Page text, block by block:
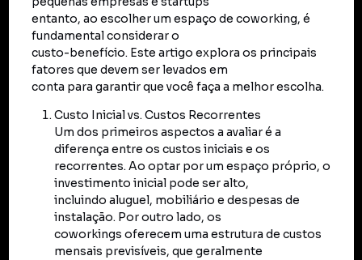
entanto, ao escolher um espaço de coworking, é
fundamental considerar o
custo-benefício. Este artigo explora os principais
fatores que devem ser levados em
conta para garantir que você faça a melhor escolha.
Custo Inicial vs. Custos Recorrentes
Um dos primeiros aspectos a avaliar é a
diferença entre os custos iniciais e os
recorrentes. Ao optar por um espaço próprio, o
investimento inicial pode ser alto,
incluindo aluguel, mobiliário e despesas de
instalação. Por outro lado, os
coworkings oferecem uma estrutura de custos
mensais previsíveis, que geralmente